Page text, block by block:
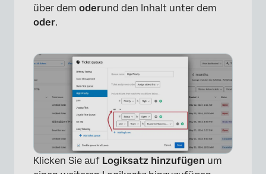
×
über dem oderund den Inhalt unter dem
oder.
Klicken Sie auf Logiksatz hinzufügen um